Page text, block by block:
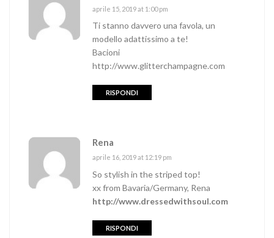
aprile 15, 2019 at 1:00 pm
Ti stanno davvero una favola, un
modello adattissimo a te!
Bacioni
http://www.glitterchampagne.com
RISPONDI
Rena
aprile 16, 2019 at 12:19 pm
So stylish in the striped top!
xx from Bavaria/Germany, Rena
http://www.dressedwithsoul.com
RISPONDI